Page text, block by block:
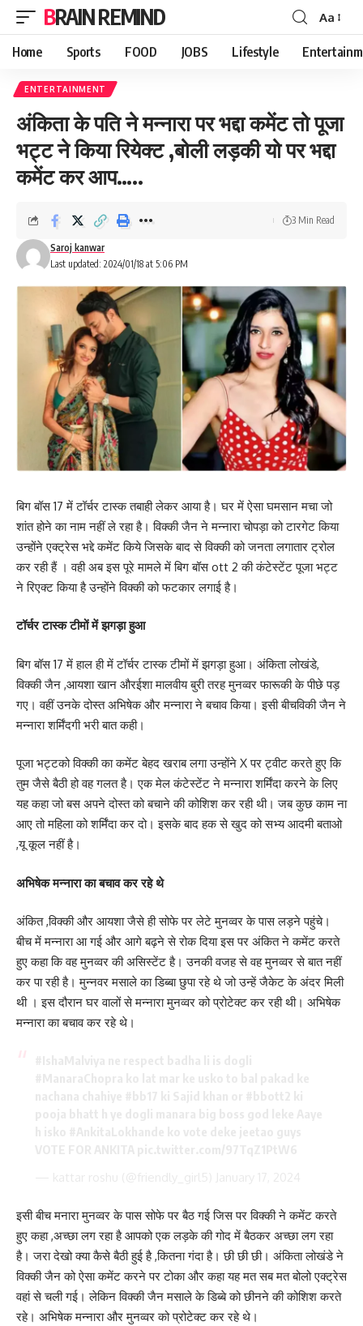
BRAIN REMIND
Font
Resizer
Aa
Home Sports FOOD JOBS Lifestyle
ENTERTAINMENT
अंकिता के पति ने मन्नारा पर भद्दा कमेंट तो पूजा
भट्ट ने किया रियेक्ट ,बोली लड़की यो पर भद्दा
कमेंट कर आप…..
Last updated: 2024/01/18 at 5:06 PM
Saroj kanwar
3 Min Read
बिग बॉस 17 में टॉर्चर टास्क तबाही लेकर आया है। घर में ऐसा घमसान मचा जो
शांत होने का नाम नहीं ले रहा है। विक्की जैन ने मन्नारा चोपड़ा को टारगेट किया
उन्होंने एक्ट्रेस भद्दे कमेंट किये जिसके बाद से विक्की को जनता लगातार ट्रोल
कर रही हैं । वही अब इस पूरे मामले में बिग बॉस ott 2 की कंटेस्टेंट पूजा भट्ट
ने रिएक्ट किया है उन्होंने विक्की को फटकार लगाई है।
टॉर्चर टास्क टीमों में झगड़ा हुआ
बिग बॉस 17 में हाल ही में टॉर्चर टास्क टीमों में झगड़ा हुआ। अंकिता लोखंडे,
विक्की जैन ,आयशा खान औरईशा मालवीय बुरी तरह मुनव्वर फारूकी के पीछे पड़
गए। वहीं उनके दोस्त अभिषेक और मन्नारा ने बचाव किया। इसी बीचविकी जैन ने
मन्नारा शर्मिंदगी भरी बात कही।
पूजा भट्टको विक्की का कमेंट बेहद खराब लगा उन्होंने X पर ट्वीट करते हुए कि
तुम जैसे बैठी हो वह गलत है। एक मेल कंटेस्टेंट ने मन्नारा शर्मिंदा करने के लिए
यह कहा जो बस अपने दोस्त को बचाने की कोशिश कर रही थी। जब कुछ काम ना
आए तो महिला को शर्मिंदा कर दो। इसके बाद हक से खुद को सभ्य आदमी बताओ
,यू कूल नहीं है।
अभिषेक मन्नारा का बचाव कर रहे थे
अंकित ,विक्की और आयशा जैसे ही सोफे पर लेटे मुनव्वर के पास लड़ने पहुंचे।
बीच में मन्नारा आ गई और आगे बढ़ने से रोक दिया इस पर अंकित ने कमेंट करते
हुए कहा कि वह मुनव्वर की असिस्टेंट है। उनकी वजह से वह मुनव्वर से बात नहीं
कर पा रही है। मुन्नवर मसाले का डिब्बा छुपा रहे थे जो उन्हें जैकेट के अंदर मिली
थी । इस दौरान घर वालों से मन्नारा मुनव्वर को प्रोटेक्ट कर रही थी। अभिषेक
मन्नारा का बचाव कर रहे थे।
इसी बीच मनारा मुनव्वर के पास सोफे पर बैठ गई जिस पर विक्की ने कमेंट करते
हुए कहा ,अच्छा लग रहा है आपको एक लड़के की गोद में बैठकर अच्छा लग रहा
है। जरा देखो क्या कैसे बैठी हुई है ,कितना गंदा है। छी छी छी। अंकिता लोखंडे ने
विक्की जैन को ऐसा कमेंट करने पर टोका और कहा यह मत सब मत बोलो एक्ट्रेस
वहां से चली गई। लेकिन विक्की जैन मसाले के डिब्बे को छीनने की कोशिश करते
रहे। अभिषेक मन्नारा और मुनव्वर को प्रोटेक्ट कर रहे थे।